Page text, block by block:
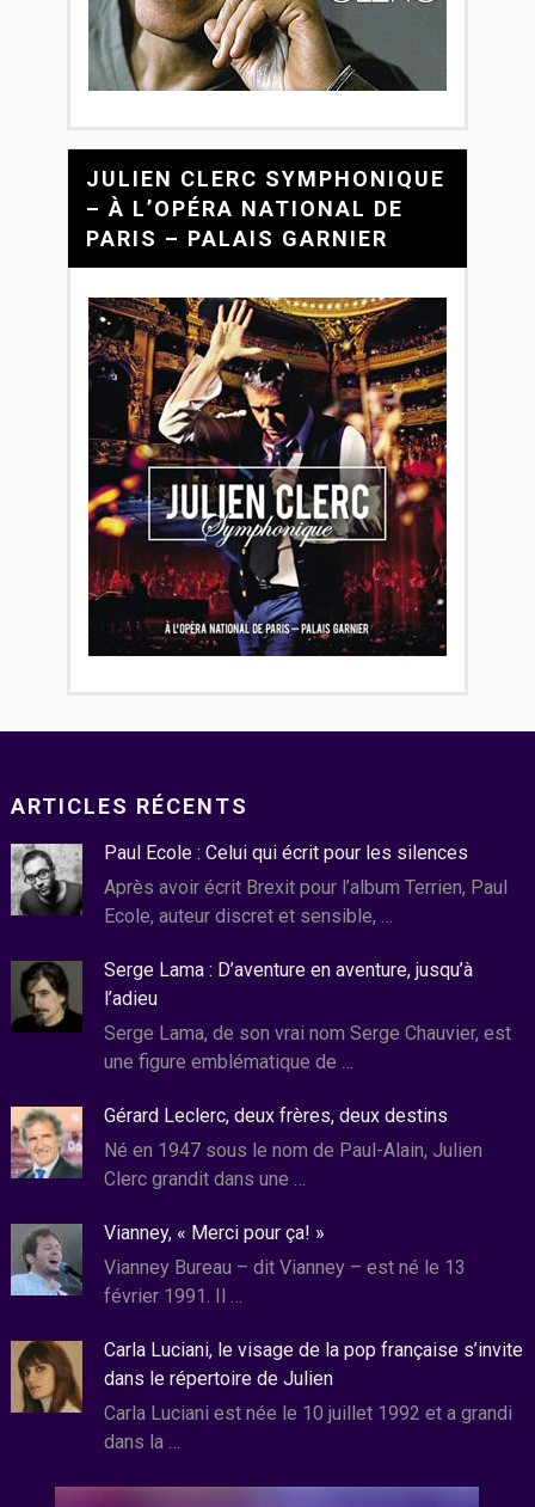
JULIEN CLERC SYMPHONIQUE
– À L’OPÉRA NATIONAL DE
PARIS – PALAIS GARNIER
ARTICLES RÉCENTS
Paul Ecole : Celui qui écrit pour les silences
Après avoir écrit Brexit pour l’album Terrien, Paul
Ecole, auteur discret et sensible, …
Serge Lama : D’aventure en aventure, jusqu’à
l’adieu
Serge Lama, de son vrai nom Serge Chauvier, est
une figure emblématique de …
Gérard Leclerc, deux frères, deux destins
Né en 1947 sous le nom de Paul-Alain, Julien
Clerc grandit dans une …
Vianney, « Merci pour ça! »
Vianney Bureau – dit Vianney – est né le 13
février 1991. Il …
Carla Luciani, le visage de la pop française s’invite
dans le répertoire de Julien
Carla Luciani est née le 10 juillet 1992 et a grandi
dans la …